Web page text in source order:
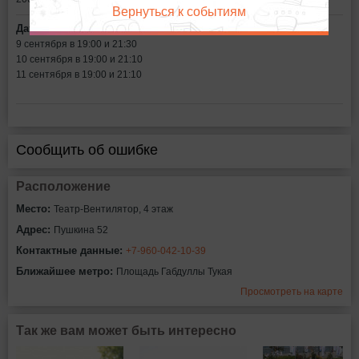
Дата:
9 сентября в 19:00 и 21:30
10 сентября в 19:00 и 21:10
11 сентября в 19:00 и 21:10
Сообщить об ошибке
Расположение
Место: Театр-Вентилятор, 4 этаж
Адрес: Пушкина 52
Контактные данные: +7-960-042-10-39
Ближайшее метро: Площадь Габдуллы Тукая
Просмотреть на карте
Так же вам может быть интересно
Вернуться к событиям